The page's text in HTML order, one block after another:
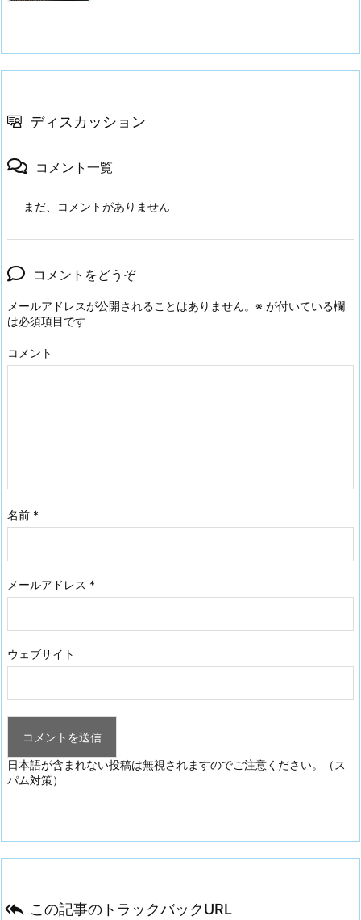
ディスカッション
コメント一覧
まだ、コメントがありません
コメントをどうぞ
メールアドレスが公開されることはありません。 ※ が付いている欄
は必須項目です
コメント
名前 *
メールアドレス *
ウェブサイト
日本語が含まれない投稿は無視されますのでご注意ください。（ス
パム対策）
 この記事のトラックバックURL